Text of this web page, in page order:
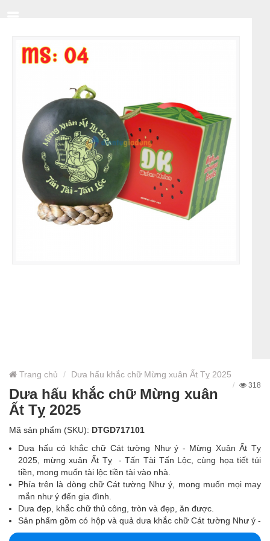
Trang chủ Dưa hấu khắc chữ Mừng xuân Ất Tỵ 2025
318
Dưa hấu khắc chữ Mừng xuân
Ất Tỵ 2025
Mã sản phẩm (SKU): DTGD717101
Dưa hấu có khắc chữ Cát tường Như ý - Mừng Xuân Ất Tỵ
2025, mừng xuân Ất Tỵ - Tấn Tài Tấn Lộc, cùng họa tiết túi
tiền, mong muốn tài lộc tiền tài vào nhà.
Phía trên là dòng chữ Cát tường Như ý, mong muốn mọi may
mắn như ý đến gia đình.
Dưa đẹp, khắc chữ thủ công, tròn và đẹp, ăn được.
Sản phẩm gồm có hộp và quả dưa khắc chữ Cát tường Như ý -
Mừng Xuân Ất Tỵ 2025, cùng đế lót dưa.